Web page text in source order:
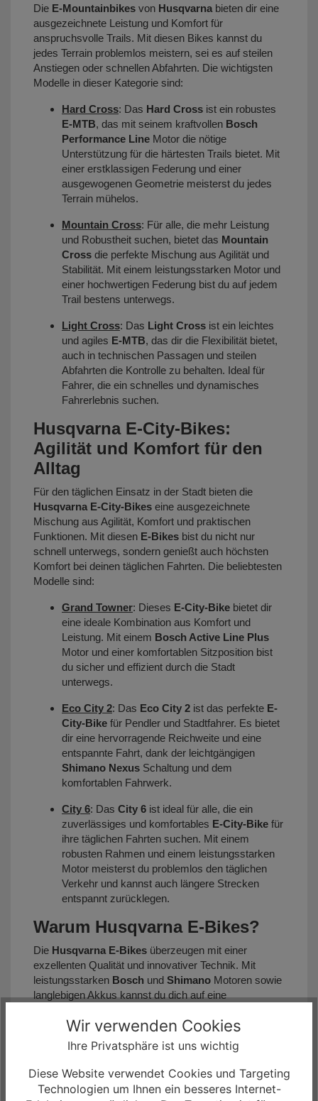
Die E-Mountainbikes von Husqvarna bieten dir eine
ausgezeichnete Leistung und Komfort für
anspruchsvolle Trails. Mit diesen Bikes kannst du
jedes Terrain problemlos meistern, sei es auf steilen
Anstiegen oder schnellen Abfahrten. Die wichtigsten
Modelle in dieser Kategorie sind:
Hard Cross: Das Hard Cross ist ein robustes
E-MTB, das mit seinem kraftvollen Bosch
Performance Line Motor die nötige
Unterstützung für die härtesten Trails bietet. Mit
einer erstklassigen Federung und einer
ausgewogenen Geometrie meisterst du jedes
Terrain mühelos.
Mountain Cross: Für alle, die mehr Leistung
und Robustheit suchen, bietet das Mountain
Cross die perfekte Mischung aus Agilität und
Stabilität. Mit einem leistungsstarken Motor und
einer hochwertigen Federung bist du auf jedem
Trail bestens unterwegs.
Light Cross: Das Light Cross ist ein leichtes
und agiles E-MTB, das dir die Flexibilität bietet,
auch in technischen Passagen und steilen
Abfahrten die Kontrolle zu behalten. Ideal für
Fahrer, die ein schnelles und dynamisches
Fahrerlebnis suchen.
Husqvarna E-City-Bikes:
Agilität und Komfort für den
Alltag
Für den täglichen Einsatz in der Stadt bieten die
Husqvarna E-City-Bikes eine ausgezeichnete
Mischung aus Agilität, Komfort und praktischen
Funktionen. Mit diesen E-Bikes bist du nicht nur
schnell unterwegs, sondern genießt auch höchsten
Komfort bei deinen täglichen Fahrten. Die beliebtesten
Modelle sind:
Grand Towner: Dieses E-City-Bike bietet dir
eine ideale Kombination aus Komfort und
Leistung. Mit einem Bosch Active Line Plus
Motor und einer komfortablen Sitzposition bist
du sicher und effizient durch die Stadt
unterwegs.
Eco City 2: Das Eco City 2 ist das perfekte E-
City-Bike für Pendler und Stadtfahrer. Es bietet
dir eine hervorragende Reichweite und eine
entspannte Fahrt, dank der leichtgängigen
Shimano Nexus Schaltung und dem
komfortablen Fahrwerk.
City 6: Das City 6 ist ideal für alle, die ein
zuverlässiges und komfortables E-City-Bike für
ihre täglichen Fahrten suchen. Mit einem
robusten Rahmen und einem leistungsstarken
Motor meisterst du problemlos den täglichen
Verkehr und kannst auch längere Strecken
entspannt zurücklegen.
Warum Husqvarna E-Bikes?
Die Husqvarna E-Bikes überzeugen mit einer
exzellenten Qualität und innovativer Technik. Mit
leistungsstarken Bosch und Shimano Motoren sowie
langlebigen Akkus kannst du dich auf eine
Husqvarna E-Bikesbieten dir außergewöhnliche
Leistung, robustes Design und überlegenen Komfort,
egal ob du die Stadt eroberst, in den Bergen
unterwegs bist oder eine lange Tour unternimmst.
Wir verwenden Cookies
Ihre Privatsphäre ist uns wichtig
Diese Website verwendet Cookies und Targeting
Technologien um Ihnen ein besseres Internet-